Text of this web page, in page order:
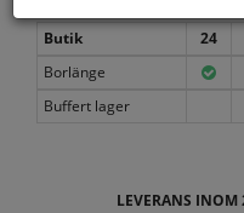
Butik
24
Borlänge
Buffert lager
LEVERANS INOM